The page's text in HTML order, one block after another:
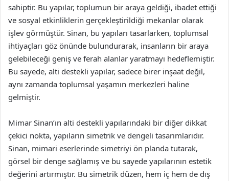
sahiptir. Bu yapılar, toplumun bir araya geldiği, ibadet ettiği
ve sosyal etkinliklerin gerçekleştirildiği mekanlar olarak
işlev görmüştür. Sinan, bu yapıları tasarlarken, toplumsal
ihtiyaçları göz önünde bulundurarak, insanların bir araya
gelebileceği geniş ve ferah alanlar yaratmayı hedeflemiştir.
Bu sayede, alti destekli yapılar, sadece birer inşaat değil,
aynı zamanda toplumsal yaşamın merkezleri haline
gelmiştir.
Mimar Sinan’ın alti destekli yapılarındaki bir diğer dikkat
çekici nokta, yapıların simetrik ve dengeli tasarımlarıdır.
Sinan, mimari eserlerinde simetriyi ön planda tutarak,
görsel bir denge sağlamış ve bu sayede yapılarının estetik
değerini artırmıştır. Bu simetrik düzen, hem iç hem de dış